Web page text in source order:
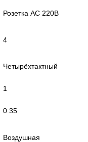
Розетка AC 220В
4
Четырёхтактный
1
0.35
Воздушная